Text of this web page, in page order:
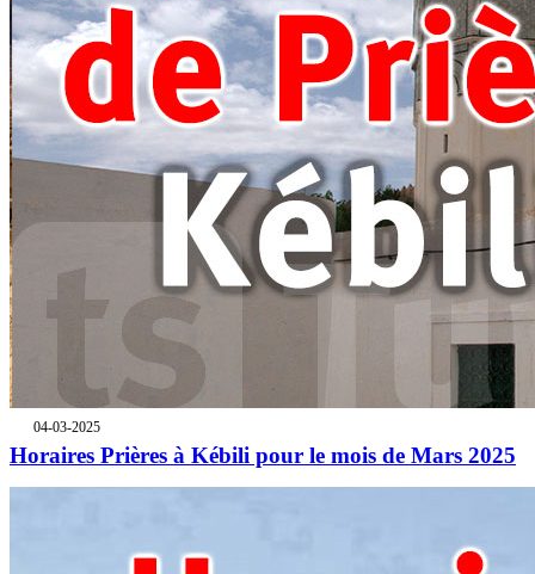
04-03-2025
Horaires Prières à Kébili pour le mois de Mars 2025